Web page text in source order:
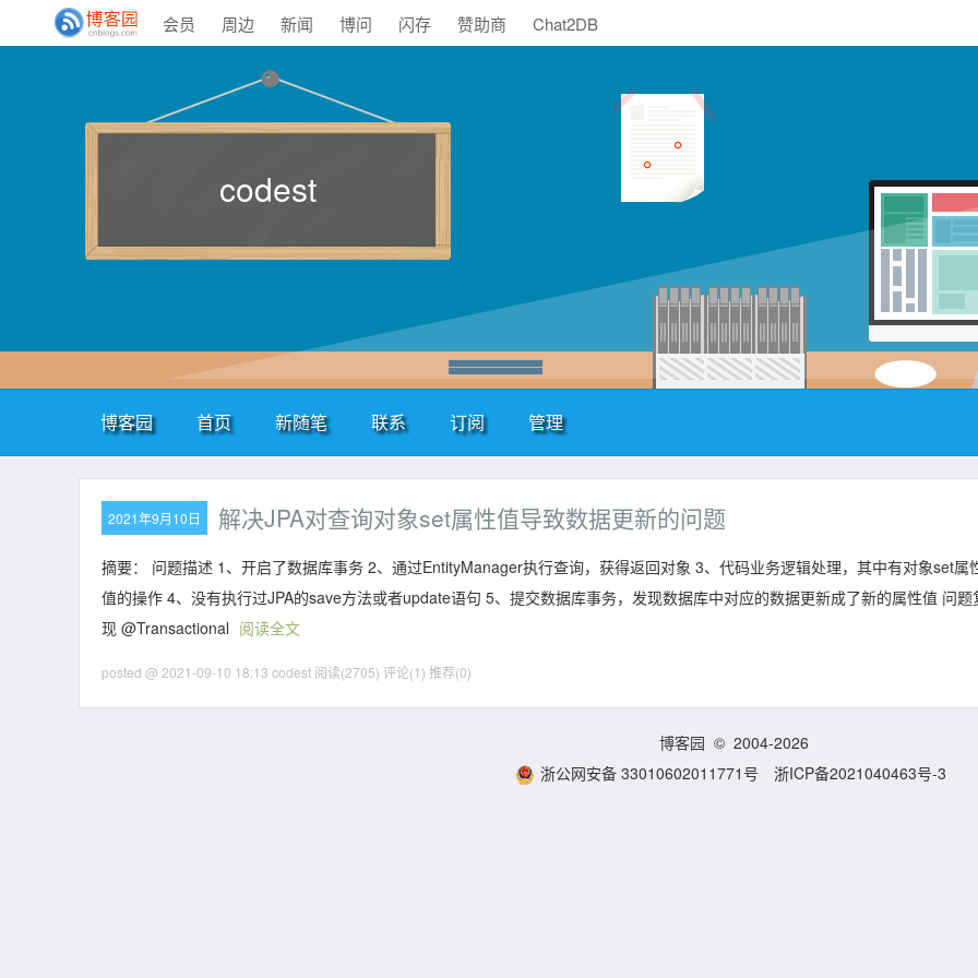
会员 周边 新闻 博问 闪存 赞助商 Chat2DB
codest
博客园 首页 新随笔 联系 订阅 管理
2021年9月10日 解决JPA对查询对象set属性值导致数据更新的问题
摘要： 问题描述 1、开启了数据库事务 2、通过EntityManager执行查询，获得返回对象 3、代码业务逻辑处理，其中有对象set属
值的操作 4、没有执行过JPA的save方法或者update语句 5、提交数据库事务，发现数据库中对应的数据更新成了新的属性值 问题
现 @Transactional 阅读全文
posted @ 2021-09-10 18:13 codest 阅读(2705) 评论(1) 推荐(0)
博客园 © 2004-2026
浙公网安备 33010602011771号
浙ICP备2021040463号-3